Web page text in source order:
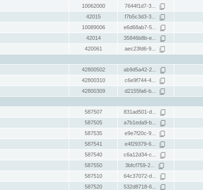
10062000 7644f1d7-3...
42015 f7b5c3d3-3...
10089006 e6d68ab7-5...
42014 35846b8b-e...
420061 aec23fd6-9...
42800502 ab9d5a42-2...
42800310 c6e9f744-4...
42800309 d2155fa6-b...
587507 831ad501-d...
587505 a7b1eda9-b...
587535 e9e7f20c-9...
587541 e4f29379-6...
587540 c6a12d34-c...
587550 3bfcf759-2...
587510 64c37072-d...
587520 532d8718-6...